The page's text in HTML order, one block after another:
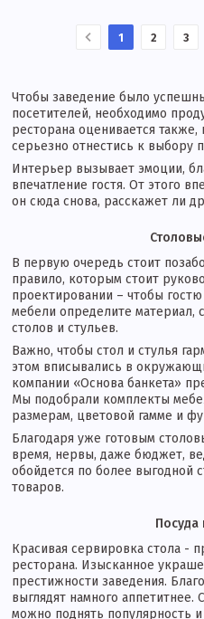
1 2 3
Чтобы заведение было
посетителей, необходимо
ресторана оценивается также,
серьезно отнестись к выбору
Интерьер вызывает эмоции,
впечатление гостя. От этого
он сюда снова, расскажет ли
В первую очередь стоит
правило, которым стоит
проектировании – чтобы
мебели определите материал,
столов и стульев.
Важно, чтобы стол и стулья
этом вписывались в
компании «Основа банкета»
Мы подобрали комплекты
размерам, цветовой гамме и
Благодаря уже готовым
время, нервы, даже бюджет,
обойдется по более выгодной
товаров.
Посуда
Красивая сервировка стола -
ресторана. Изысканное
престижности заведения.
выглядят намного
можно поднять популярность